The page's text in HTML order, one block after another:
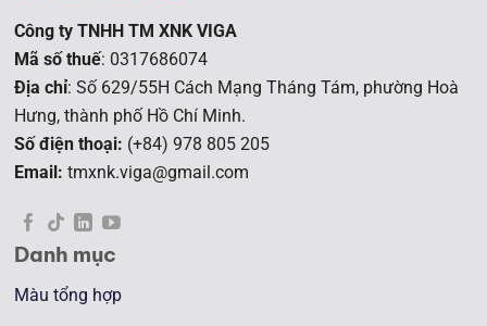
Công ty TNHH TM XNK VIGA
Mã số thuế: 0317686074
Địa chỉ: Số 629/55H Cách Mạng Tháng Tám, phường Hoà
Hưng, thành phố Hồ Chí Minh.
Số điện thoại: (+84) 978 805 205
Email: tmxnk.viga@gmail.com
Danh mục
Màu tổng hợp